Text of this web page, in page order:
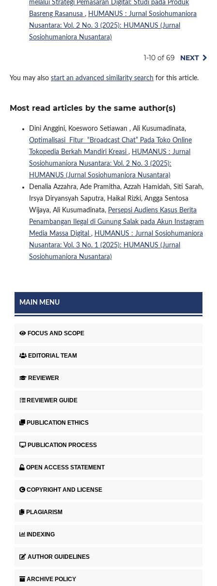
melalui Strategi Pemasaran Digital: Studi pada Produk
Basreng Rasanusa , HUMANUS : Jurnal Sosiohumaniora
Nusantara: Vol. 2 No. 3 (2025): HUMANUS (Jurnal
Sosiohumaniora Nusantara)
1-10 of 69 NEXT
You may also start an advanced similarity search for this article.
Most read articles by the same author(s)
Dini Anggini, Koesworo Setiawan , Ali Kusumadinata,
Optimalisasi Fitur “Broadcast Chat” Pada Toko Online
Tokopedia Berkah Mandiri Kreasi , HUMANUS : Jurnal
Sosiohumaniora Nusantara: Vol. 2 No. 3 (2025):
HUMANUS (Jurnal Sosiohumaniora Nusantara)
Denalia Azzahra, Ade Pramitha, Azzah Hamidah, Siti Sarah,
Irsya Diryansyah Saputra, Haikal Rizki, Angga Sentosa
Wijaya, Ali Kusumadinata, Persepsi Audiens Kasus Berita
Penambangan Ilegal di Gunung Salak pada Akun Instagram
Media Massa Digital , HUMANUS : Jurnal Sosiohumaniora
Nusantara: Vol. 3 No. 1 (2025): HUMANUS (Jurnal
Sosiohumaniora Nusantara)
MAIN MENU
FOCUS AND SCOPE
EDITORIAL TEAM
REVIEWER
REVIEWER GUIDE
PUBLICATION ETHICS
PUBLICATION PROCESS
OPEN ACCESS STATEMENT
COPYRIGHT AND LICENSE
PLAGIARISM
INDEXING
AUTHOR GUIDELINES
ARCHIVE POLICY